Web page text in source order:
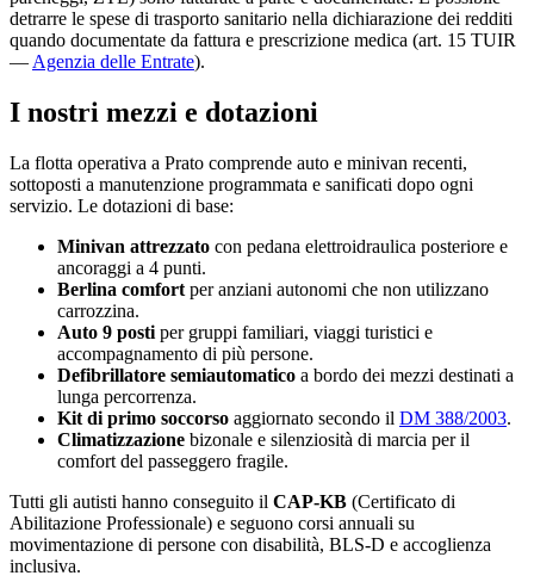
detrarre le spese di trasporto sanitario nella dichiarazione dei redditi
quando documentate da fattura e prescrizione medica (art. 15 TUIR
— Agenzia delle Entrate).
I nostri mezzi e dotazioni
La flotta operativa a Prato comprende auto e minivan recenti,
sottoposti a manutenzione programmata e sanificati dopo ogni
servizio. Le dotazioni di base:
Minivan attrezzato con pedana elettroidraulica posteriore e
ancoraggi a 4 punti.
Berlina comfort per anziani autonomi che non utilizzano
carrozzina.
Auto 9 posti per gruppi familiari, viaggi turistici e
accompagnamento di più persone.
Defibrillatore semiautomatico a bordo dei mezzi destinati a
lunga percorrenza.
Kit di primo soccorso aggiornato secondo il DM 388/2003.
Climatizzazione bizonale e silenziosità di marcia per il
comfort del passeggero fragile.
Tutti gli autisti hanno conseguito il CAP-KB (Certificato di
Abilitazione Professionale) e seguono corsi annuali su
movimentazione di persone con disabilità, BLS-D e accoglienza
inclusiva.